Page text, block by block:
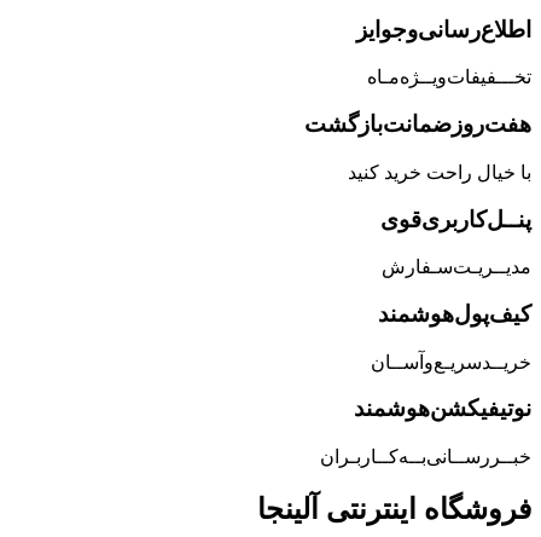
اطلاع‌رسانی‌و‌جوایز
تخـــفیفات‌ویــژه‌مـاه
هفت‌روز‌ضمانت‌بازگشت
با خیال راحت خرید کنید
پنــل‌کاربری‌قوی
مدیــریـت‌سـفارش
کیف‌پول‌هوشمند
خریــد‌سریـع‌و‌آســان
نوتیفیکشن‌هوشمند
خبــررســانی‌بــه‌کــاربـران
فروشگاه‌ اینترنتی‌ آلینجا